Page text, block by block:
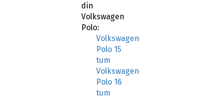
din
Volkswagen
Polo:
Volkswagen
Polo 15
tum
Volkswagen
Polo 16
tum